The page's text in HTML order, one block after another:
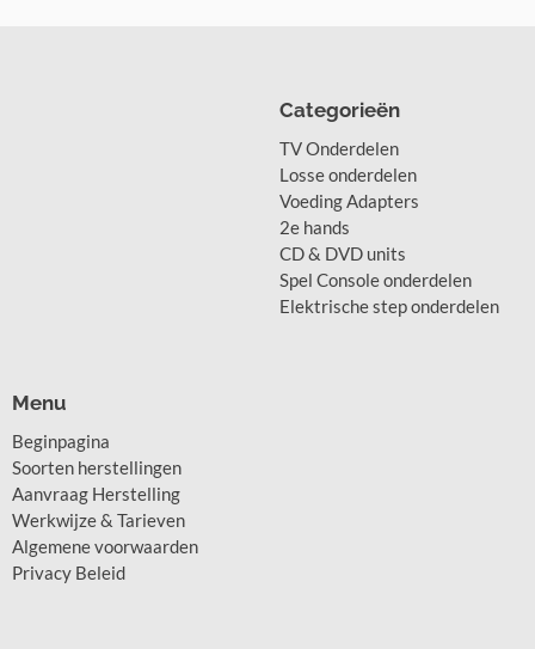
Categorieën
TV Onderdelen
Losse onderdelen
Voeding Adapters
2e hands
CD & DVD units
Spel Console onderdelen
Elektrische step onderdelen
Menu
Beginpagina
Soorten herstellingen
Aanvraag Herstelling
Werkwijze & Tarieven
Algemene voorwaarden
Privacy Beleid